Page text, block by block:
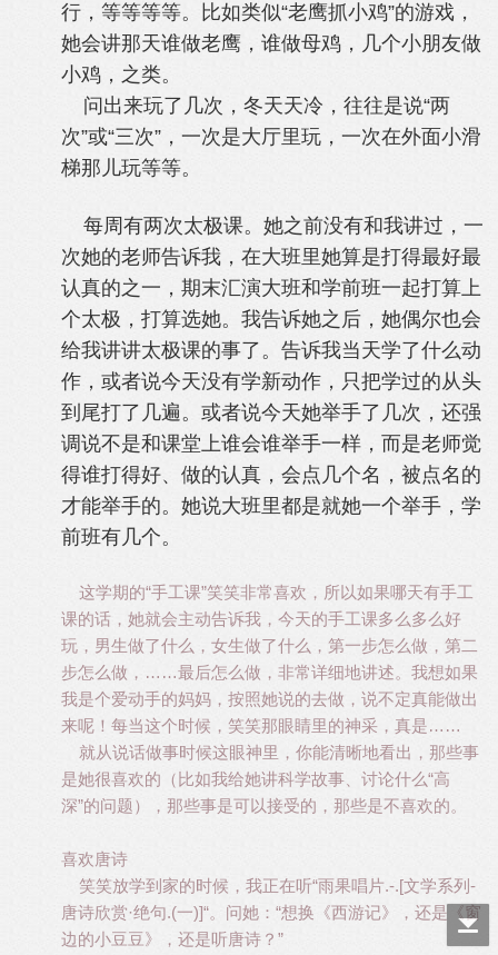
行，等等等等。比如类似“老鹰抓小鸡”的游戏，
她会讲那天谁做老鹰，谁做母鸡，几个小朋友做
小鸡，之类。
问出来玩了几次，冬天天冷，往往是说“两
次”或“三次”，一次是大厅里玩，一次在外面小滑
梯那儿玩等等。
每周有两次太极课。她之前没有和我讲过，一
次她的老师告诉我，在大班里她算是打得最好最
认真的之一，期末汇演大班和学前班一起打算上
个太极，打算选她。我告诉她之后，她偶尔也会
给我讲讲太极课的事了。告诉我当天学了什么动
作，或者说今天没有学新动作，只把学过的从头
到尾打了几遍。或者说今天她举手了几次，还强
调说不是和课堂上谁会谁举手一样，而是老师觉
得谁打得好、做的认真，会点几个名，被点名的
才能举手的。她说大班里都是就她一个举手，学
前班有几个。
这学期的“手工课”笑笑非常喜欢，所以如果哪天有手工
课的话，她就会主动告诉我，今天的手工课多么多么好
玩，男生做了什么，女生做了什么，第一步怎么做，第二
步怎么做，……最后怎么做，非常详细地讲述。我想如果
我是个爱动手的妈妈，按照她说的去做，说不定真能做出
来呢！每当这个时候，笑笑那眼睛里的神采，真是……
就从说话做事时候这眼神里，你能清晰地看出，那些事
是她很喜欢的（比如我给她讲科学故事、讨论什么“高
深”的问题），那些事是可以接受的，那些是不喜欢的。
喜欢唐诗
笑笑放学到家的时候，我正在听“雨果唱片.-.[文学系列-
唐诗欣赏·绝句.(一)]“。问她：“想换《西游记》，还是《窗
边的小豆豆》，还是听唐诗？”